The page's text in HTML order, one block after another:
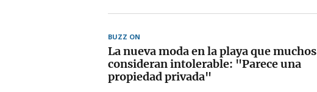
BUZZ ON
La nueva moda en la playa que muchos
consideran intolerable: "Parece una
propiedad privada"